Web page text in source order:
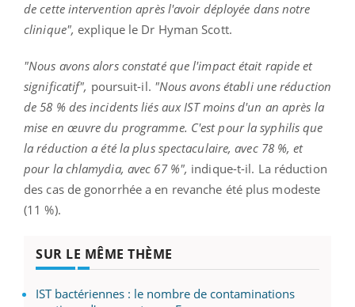
de cette intervention après l'avoir déployée dans notre
clinique", explique le Dr Hyman Scott.
"Nous avons alors constaté que l'impact était rapide et
significatif", poursuit-il. "Nous avons établi une réduction
de 58 % des incidents liés aux IST moins d'un an après la
mise en œuvre du programme. C'est pour la syphilis que
la réduction a été la plus spectaculaire, avec 78 %, et
pour la chlamydia, avec 67 %", indique-t-il. La réduction
des cas de gonorrhée a en revanche été plus modeste
(11 %).
SUR LE MÊME THÈME
IST bactériennes : le nombre de contaminations